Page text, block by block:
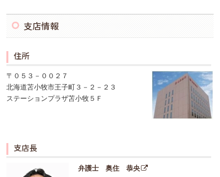
支店情報
住所
〒０５３－００２７
北海道苫小牧市王子町３－２－２３
ステーションプラザ苫小牧５Ｆ
支店長
弁護士 奥住 恭央